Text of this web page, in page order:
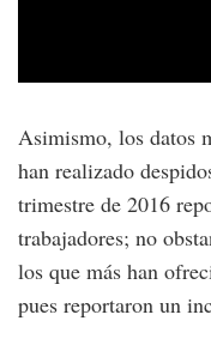
Asimismo, los datos
han realizado
trimestre de 2016
trabajadores; no
los que más han
pues reportaron un